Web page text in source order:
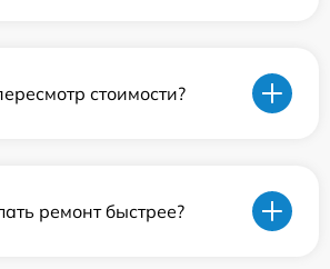
стоимости?
ремонт быстрее?